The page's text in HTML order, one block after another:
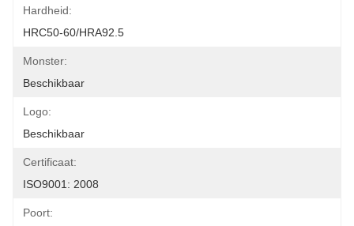
Hardheid:
HRC50-60/HRA92.5
Monster:
Beschikbaar
Logo:
Beschikbaar
Certificaat:
ISO9001: 2008
Poort: